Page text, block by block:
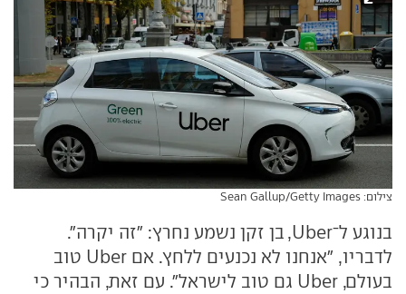
צילום: Sean Gallup/Getty Images
בנוגע ל־Uber, בן זקן נשמע נחרץ: "זה יקרה".
לדבריו, "אנחנו לא נכנעים ללחץ. אם Uber טוב
בעולם, Uber גם טוב לישראל". עם זאת, הבהיר כי